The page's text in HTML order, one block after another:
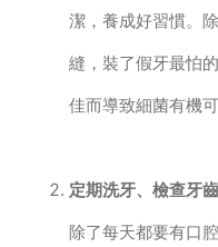
潔，養成好習慣。
縫，裝了假牙最怕
佳而導致細菌有機可
定期洗牙、檢查牙齒
除了每天都要有口